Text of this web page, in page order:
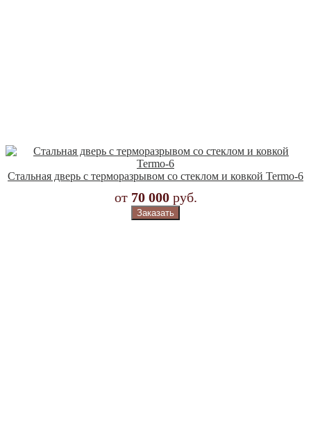
Стальная дверь с терморазрывом со стеклом и ковкой Termo-6
от 70 000 руб.
Заказать